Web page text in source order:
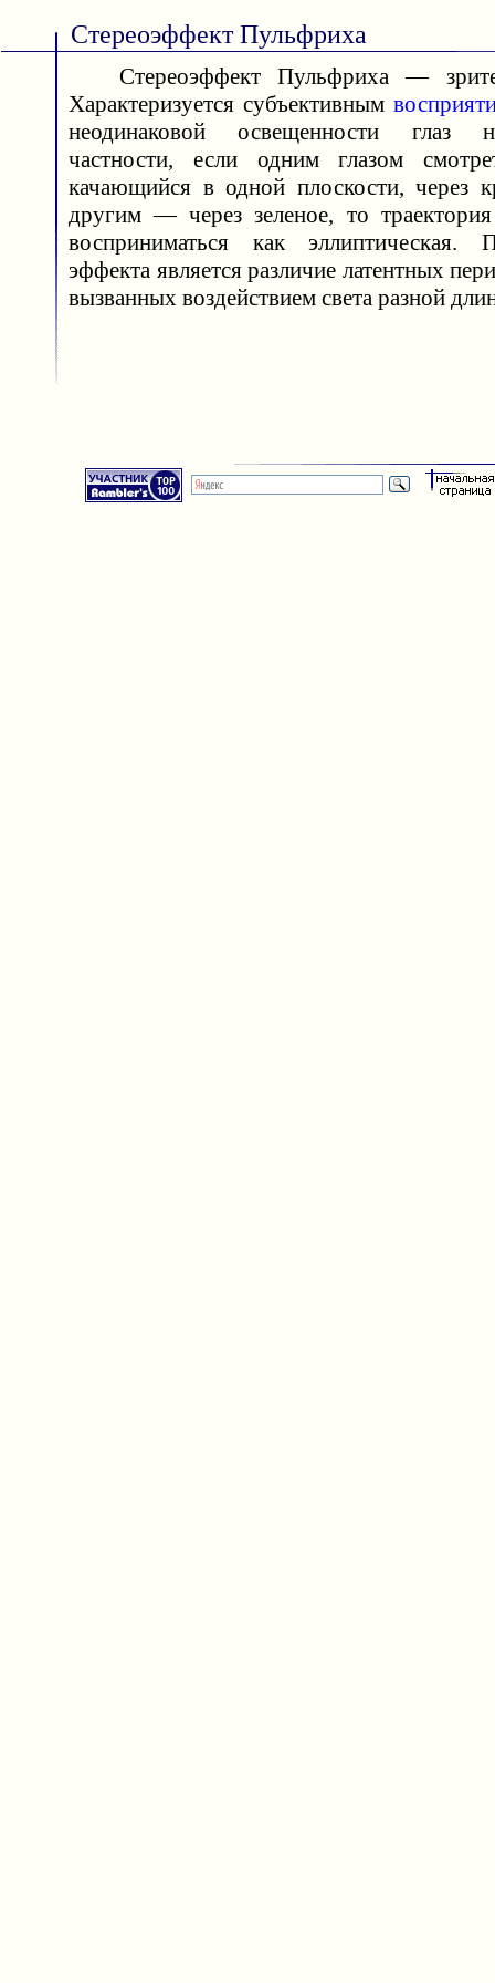
Стереоэффект Пульфриха
Стереоэффект Пульфриха —
Характеризуется субъективным
неодинаковой освещенности глаз
частности, если одним глазом
качающийся в одной плоскости, через
другим — через зеленое, то
восприниматься как эллиптическая.
эффекта является различие латентных
вызванных воздействием света разной